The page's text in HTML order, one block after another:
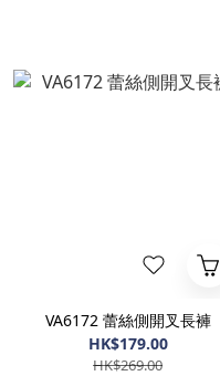
VA6172 蕾絲側開叉長褲
HK$179.00
HK$269.00